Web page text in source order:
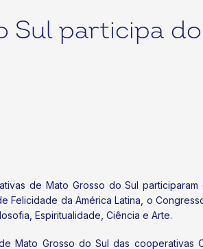
Sul participa
de Mato Grosso do Sul
Felicidade da América Latina, o
Espiritualidade, Ciência e Arte.
Mato Grosso do Sul das cooperativas